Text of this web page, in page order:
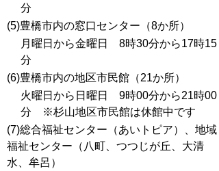
分
(5)豊橋市内の窓口センター（8か所）
月曜日から金曜日 8時30分から17時15
分
(6)豊橋市内の地区市民館（21か所）
火曜日から日曜日 9時00分から21時00
分 ※杉山地区市民館は休館中です
(7)総合福祉センター（あいトピア）、地域
福祉センター（八町、つつじが丘、大清
水、牟呂）